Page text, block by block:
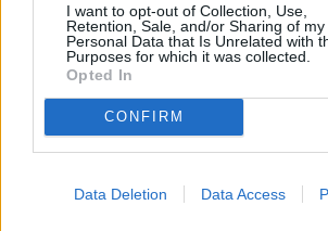
I want to opt-out of Collection, Use,
Retention, Sale, and/or Sharing of my
Personal Data that Is Unrelated with
Purposes for which it was collected.
Opted In
CONFIRM
Data Deletion Data Access
"Drobnym pocieszeniem może